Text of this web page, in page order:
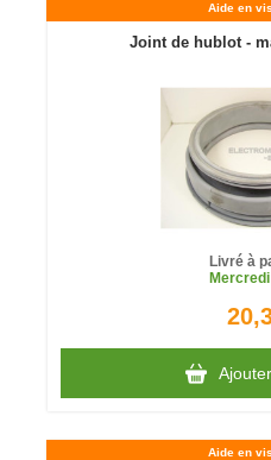
Aide en
Joint de hublot -
Livré à
Mercredi
Aide en